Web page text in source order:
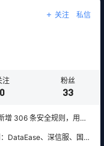
关注 私信
注
0
粉丝
33
增 306 条安全规则，用友
DataEase、深信服、国